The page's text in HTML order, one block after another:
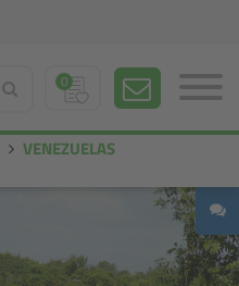
0
VENEZUELAS